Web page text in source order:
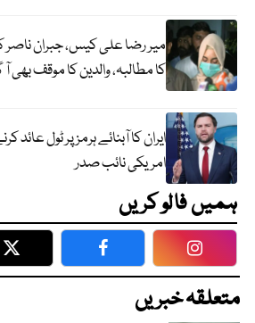
میر رضا علی کیس، جبران ناصر
کا مطالبہ، والدین کا موقف بھی آ
ایران کا آبنائے ہرمز پر ٹول عائد
امریکی نائب صدر
ہمیں فالو کریں
Twitter Facebook
متعلقہ خبریں